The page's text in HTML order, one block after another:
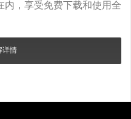
，享受免费下载和使用全
详情